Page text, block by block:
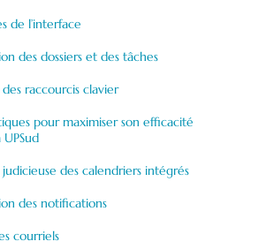
de l’interface
des dossiers et des tâches
raccourcis clavier
pour maximiser son efficacité
des calendriers intégrés
des notifications
courriels